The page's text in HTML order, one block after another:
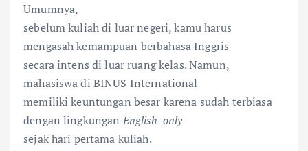
Umumnya,
sebelum kuliah di luar negeri, kamu harus
mengasah kemampuan berbahasa Inggris
secara intens di luar ruang kelas. Namun,
mahasiswa di BINUS International
memiliki keuntungan besar karena sudah terbiasa
dengan lingkungan English-only
sejak hari pertama kuliah.